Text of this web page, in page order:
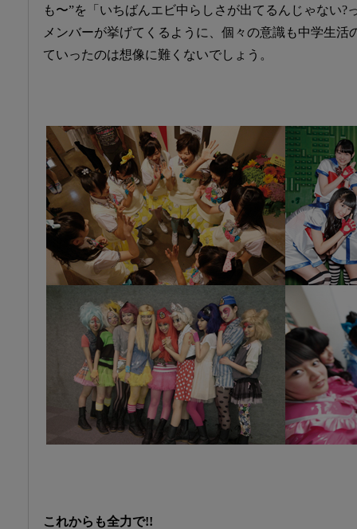
も〜”を「いちばんエビ中らしさが出てるんじゃない?
メンバーが挙げてくるように、個々の意識も中学生活
ていったのは想像に難くないでしょう。
これからも全力で!!